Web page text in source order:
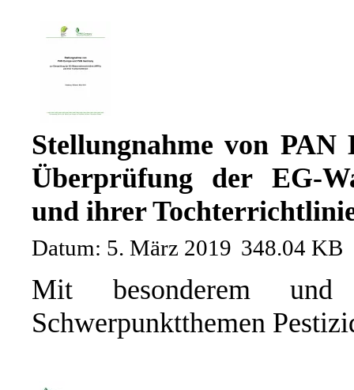
Stellungnahme von
Überprüfung der EG-
und ihrer
Datum: 5. März 2019 348.04 KB
Mit besonderem
Schwerpunktthemen